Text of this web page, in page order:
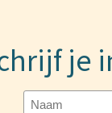
je
Naam